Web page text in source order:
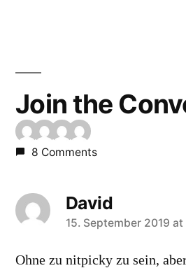
Join the
8 Comments
David
says:
15. September 2019
Ohne zu nitpicky zu sein,